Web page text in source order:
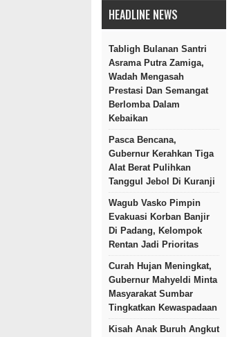
HEADLINE NEWS
Tabligh Bulanan Santri
Asrama Putra Zamiga,
Wadah Mengasah
Prestasi Dan Semangat
Berlomba Dalam
Kebaikan
Pasca Bencana,
Gubernur Kerahkan Tiga
Alat Berat Pulihkan
Tanggul Jebol Di Kuranji
Wagub Vasko Pimpin
Evakuasi Korban Banjir
Di Padang, Kelompok
Rentan Jadi Prioritas
Curah Hujan Meningkat,
Gubernur Mahyeldi Minta
Masyarakat Sumbar
Tingkatkan Kewaspadaan
Kisah Anak Buruh Angkut